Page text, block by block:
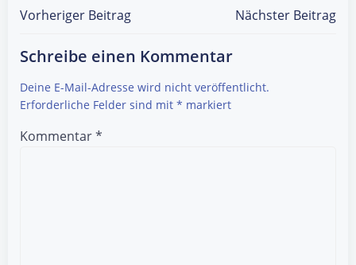
Post
navigation
Vorheriger Beitrag
Post
navigation
Nächster Beitrag
Schreibe einen Kommentar
Deine E-Mail-Adresse wird nicht veröffentlicht.
Erforderliche Felder sind mit * markiert
Kommentar*